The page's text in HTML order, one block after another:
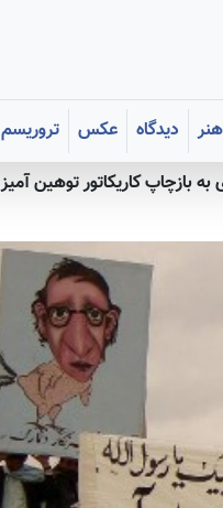
دیدگاه عکس تروریسم
بازچاپ کاریکاتور توهین آمیز